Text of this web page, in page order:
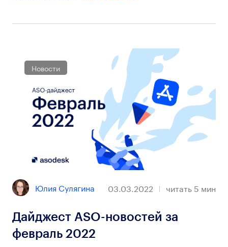
Новости
Юлия Сулягина 03.03.2022 читать 5 мин
Дайджест ASO-новостей за
февраль 2022